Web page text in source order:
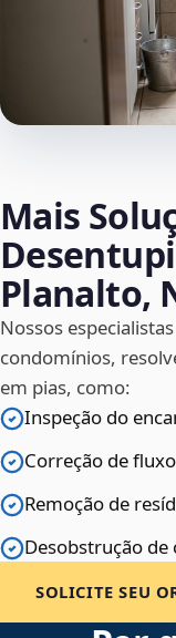
Mais
Planalto,
Nossos
condomínios,
em pias, como:
Inspeção do
Correção de
Remoção de
Desobstrução
SOLICITE SEU